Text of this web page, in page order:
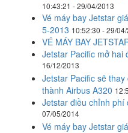
10:43:21 - 29/04/2013
Vé máy bay Jetstar
5-2013 10:52:30 - 29/
VÉ MÁY BAY
Jetstar Pacific mở hai
16/12/2013
Jetstar Pacific sẽ
thành Airbus A320
Jetstar điều chỉnh phí
07/05/2014
Vé máy bay Jetstar